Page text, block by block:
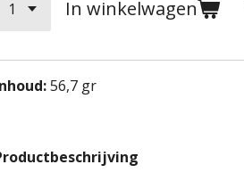
In winkelwagen
56,7 gr